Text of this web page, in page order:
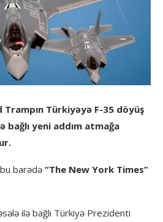
Trampın Türkiyəyə F-35 döyüş
bağlı yeni addım atmağa
barədə“The New York Times”
ilə bağlı Türkiyə Prezidenti